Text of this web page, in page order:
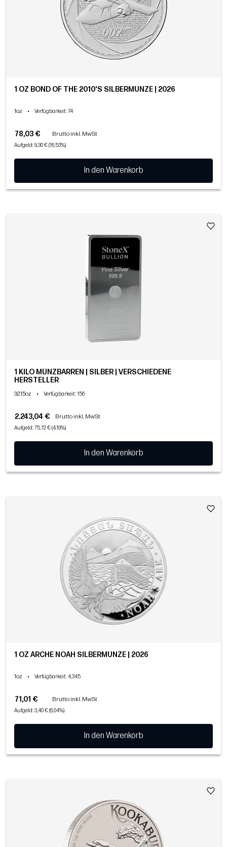
1 OZ BOND OF THE 2010'S SILBERMÜNZE | 2026
1oz • Verfügbarkeit: 74
78,03 € Brutto inkl. MwSt
Aufgeld: 9,30 € (16,53%)
In den Warenkorb
1 KILO MÜNZBARREN | SILBER | VERSCHIEDENE
HERSTELLER
32.15oz • Verfügbarkeit: 156
2.243,04 € Brutto inkl. MwSt
Aufgeld: 75,72 € (4,19%)
In den Warenkorb
1 OZ ARCHE NOAH SILBERMÜNZE | 2026
1oz • Verfügbarkeit: 4,345
71,01 € Brutto inkl. MwSt
Aufgeld: 3,40 € (6,04%)
In den Warenkorb